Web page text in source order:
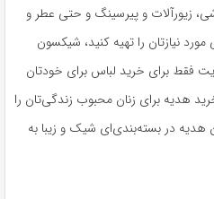
زیورآلات و پیرسینگ و حتی عطر و
نیازتان را تهیه کنید، شیکسون
فقط برای خرید لباس برای خودتان
هدیه برای زنان محبوب زندگی‌تان را
هدیه در بسته‌بندی‌ای شیک و زیبا به